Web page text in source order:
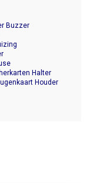
Buzzer
Halter
Houder